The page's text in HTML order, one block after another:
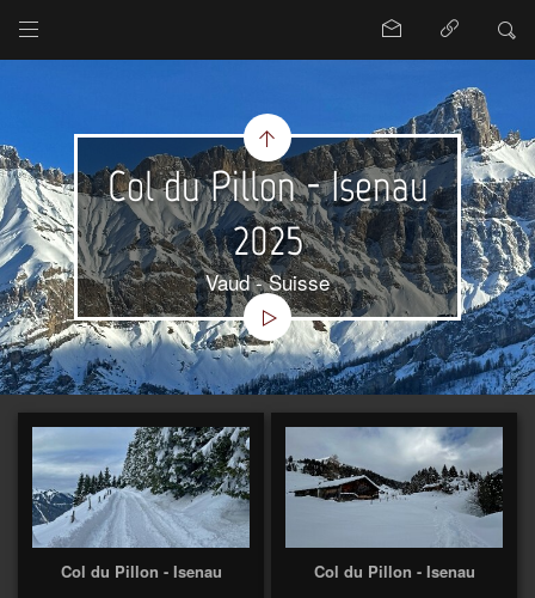
Col du Pillon - Isenau
2025
Vaud - Suisse
Col du Pillon - Isenau Col du Pillon - Isenau